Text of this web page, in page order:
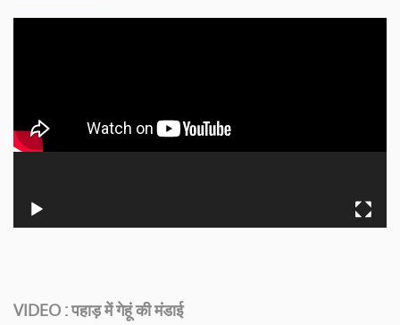
VIDEO : पहाड़ में गेहूं की मंडाई